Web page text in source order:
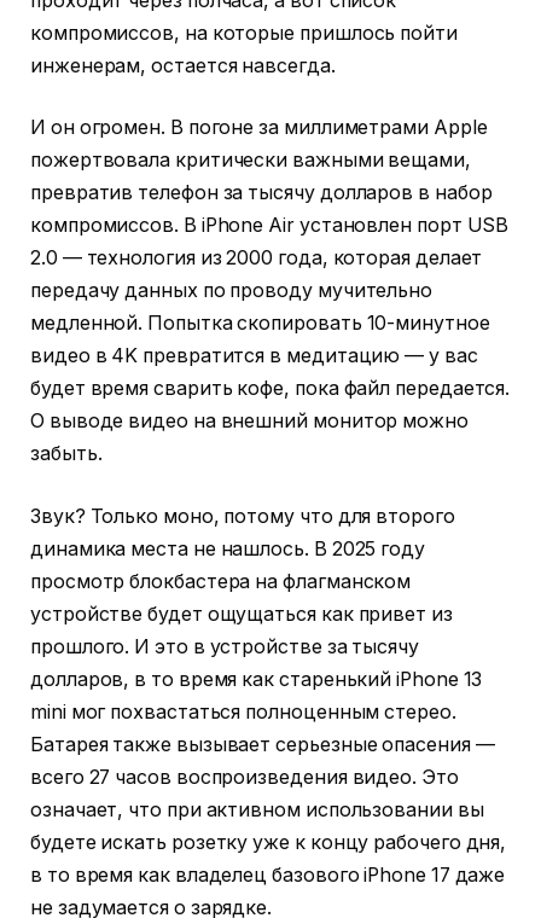
компромиссов, на которые пришлось пойти
инженерам, остается навсегда.
И он огромен. В погоне за миллиметрами Apple
пожертвовала критически важными вещами,
превратив телефон за тысячу долларов в набор
компромиссов. В iPhone Air установлен порт USB
2.0 — технология из 2000 года, которая делает
передачу данных по проводу мучительно
медленной. Попытка скопировать 10-минутное
видео в 4K превратится в медитацию — у вас
будет время сварить кофе, пока файл передается.
О выводе видео на внешний монитор можно
забыть.
Звук? Только моно, потому что для второго
динамика места не нашлось. В 2025 году
просмотр блокбастера на флагманском
устройстве будет ощущаться как привет из
прошлого. И это в устройстве за тысячу
долларов, в то время как старенький iPhone 13
mini мог похвастаться полноценным стерео.
Батарея также вызывает серьезные опасения —
всего 27 часов воспроизведения видео. Это
означает, что при активном использовании вы
будете искать розетку уже к концу рабочего дня,
в то время как владелец базового iPhone 17 даже
не задумается о зарядке.